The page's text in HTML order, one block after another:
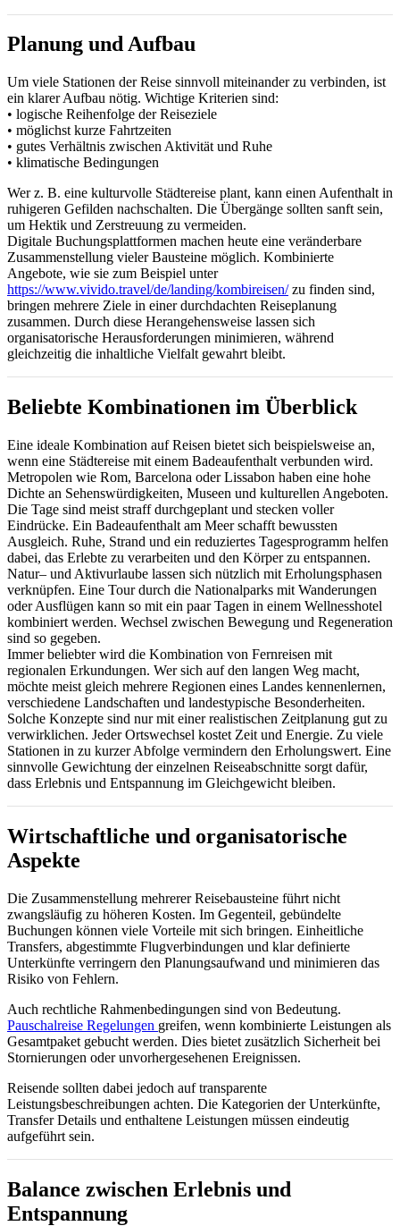
Planung und Aufbau
Um viele Stationen der Reise sinnvoll miteinander zu verbinden, ist
ein klarer Aufbau nötig. Wichtige Kriterien sind:
• logische Reihenfolge der Reiseziele
• möglichst kurze Fahrtzeiten
• gutes Verhältnis zwischen Aktivität und Ruhe
• klimatische Bedingungen
Wer z. B. eine kulturvolle Städtereise plant, kann einen Aufenthalt in
ruhigeren Gefilden nachschalten. Die Übergänge sollten sanft sein,
um Hektik und Zerstreuung zu vermeiden.
Digitale Buchungsplattformen machen heute eine veränderbare
Zusammenstellung vieler Bausteine möglich. Kombinierte
Angebote, wie sie zum Beispiel unter
https://www.vivido.travel/de/landing/kombireisen/zu finden sind,
bringen mehrere Ziele in einer durchdachten Reiseplanung
zusammen. Durch diese Herangehensweise lassen sich
organisatorische Herausforderungen minimieren, während
gleichzeitig die inhaltliche Vielfalt gewahrt bleibt.
Beliebte Kombinationen im Überblick
Eine ideale Kombination auf Reisen bietet sich beispielsweise an,
wenn eine Städtereise mit einem Badeaufenthalt verbunden wird.
Metropolen wie Rom, Barcelona oder Lissabon haben eine hohe
Dichte an Sehenswürdigkeiten, Museen und kulturellen Angeboten.
Die Tage sind meist straff durchgeplant und stecken voller
Eindrücke. Ein Badeaufenthalt am Meer schafft bewussten
Ausgleich. Ruhe, Strand und ein reduziertes Tagesprogramm helfen
dabei, das Erlebte zu verarbeiten und den Körper zu entspannen.
Natur– und Aktivurlaube lassen sich nützlich mit Erholungsphasen
verknüpfen. Eine Tour durch die Nationalparks mit Wanderungen
oder Ausflügen kann so mit ein paar Tagen in einem Wellnesshotel
kombiniert werden. Wechsel zwischen Bewegung und Regeneration
sind so gegeben.
Immer beliebter wird die Kombination von Fernreisen mit
regionalen Erkundungen. Wer sich auf den langen Weg macht,
möchte meist gleich mehrere Regionen eines Landes kennenlernen,
verschiedene Landschaften und landestypische Besonderheiten.
Solche Konzepte sind nur mit einer realistischen Zeitplanung gut zu
verwirklichen. Jeder Ortswechsel kostet Zeit und Energie. Zu viele
Stationen in zu kurzer Abfolge vermindern den Erholungswert. Eine
sinnvolle Gewichtung der einzelnen Reiseabschnitte sorgt dafür,
dass Erlebnis und Entspannung im Gleichgewicht bleiben.
Wirtschaftliche und organisatorische
Aspekte
Die Zusammenstellung mehrerer Reisebausteine führt nicht
zwangsläufig zu höheren Kosten. Im Gegenteil, gebündelte
Buchungen können viele Vorteile mit sich bringen. Einheitliche
Transfers, abgestimmte Flugverbindungen und klar definierte
Unterkünfte verringern den Planungsaufwand und minimieren das
Risiko von Fehlern.
Auch rechtliche Rahmenbedingungen sind von Bedeutung.
Pauschalreise Regelungen greifen, wenn kombinierte Leistungen als
Gesamtpaket gebucht werden. Dies bietet zusätzlich Sicherheit bei
Stornierungen oder unvorhergesehenen Ereignissen.
Reisende sollten dabei jedoch auf transparente
Leistungsbeschreibungen achten. Die Kategorien der Unterkünfte,
Transfer Details und enthaltene Leistungen müssen eindeutig
aufgeführt sein.
Balance zwischen Erlebnis und
Entspannung